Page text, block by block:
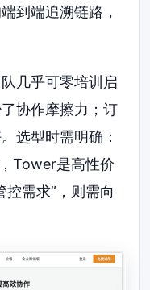
到端追溯链路，
几乎可零培训启
协作摩擦力；订
选型时需明确：
Tower是高性价
控需求”，则需向